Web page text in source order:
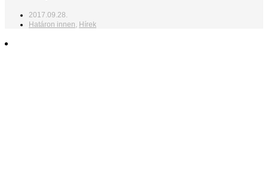
2017.09.28.
Határon innen, Hírek